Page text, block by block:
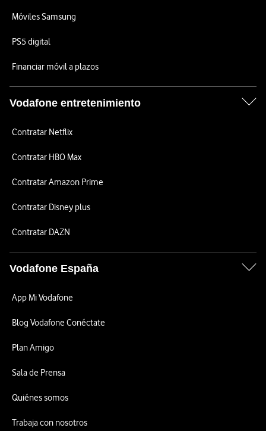
Móviles Samsung
PS5 digital
Financiar móvil a plazos
Vodafone entretenimiento
Contratar Netflix
Contratar HBO Max
Contratar Amazon Prime
Contratar Disney plus
Contratar DAZN
Vodafone España
App Mi Vodafone
Blog Vodafone Conéctate
Plan Amigo
Sala de Prensa
Quiénes somos
Trabaja con nosotros